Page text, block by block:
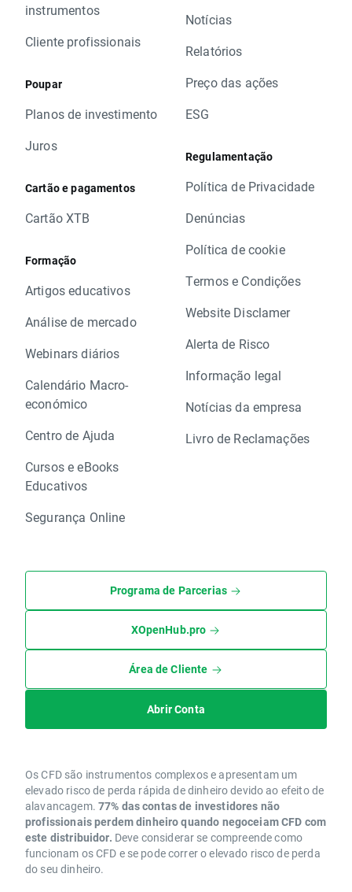
instrumentos
Cliente profissionais
Poupar
Planos de investimento
Juros
Cartão e pagamentos
Cartão XTB
Formação
Artigos educativos
Análise de mercado
Webinars diários
Calendário Macro-
económico
Centro de Ajuda
Cursos e eBooks
Educativos
Segurança Online
Notícias
Relatórios
Preço das ações
ESG
Regulamentação
Política de Privacidade
Denúncias
Política de cookie
Termos e Condições
Website Disclamer
Alerta de Risco
Informação legal
Notícias da empresa
Livro de Reclamações
Programa de Parcerias
XOpenHub.pro
Área de Cliente
Abrir Conta
Os CFD são instrumentos complexos e apresentam um
elevado risco de perda rápida de dinheiro devido ao efeito de
alavancagem. 77% das contas de investidores não
profissionais perdem dinheiro quando negoceiam CFD com
este distribuidor. Deve considerar se compreende como
funcionam os CFD e se pode correr o elevado risco de perda
do seu dinheiro.